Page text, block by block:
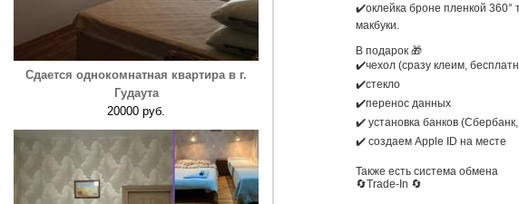
Сдается однокомнатная квартира в г.
Гудаута
20000 руб.
✔️оклейка броне пленкой 360°
макбуки.
В подарок 🎁
✔️чехол (сразу клеим,
✔️стекло
✔️перенос данных
✔️ установка банков
✔️ создаем Apple ID на месте
Также есть система обмена
🔄Trade-In 🔄